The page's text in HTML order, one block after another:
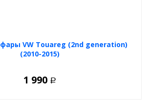
VW Touareg (2nd generation)
(2010-2015)
1 990 Р